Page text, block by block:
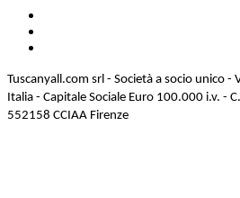
Tuscanyall.com srl - Società a socio unico -
Italia - Capitale Sociale Euro 100.000 i.v. -
552158 CCIAA Firenze